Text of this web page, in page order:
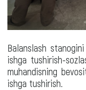
Balanslash
ishga tushirish-
muhandisning
ishga tushirish.